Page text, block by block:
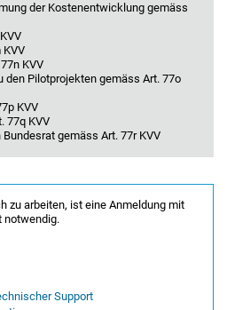
der Kostenentwicklung gemäss
KVV
KVV
den Pilotprojekten gemäss Art. 77o
KVV
77q KVV
gemäss Art. 77r KVV
zu arbeiten, ist eine Anmeldung mit
notwendig.
Support